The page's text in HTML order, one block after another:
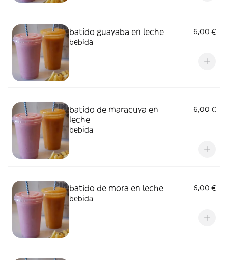
batido guayaba en leche
6,00 €
bebida
batido de maracuya en
leche
6,00 €
bebida
batido de mora en leche
6,00 €
bebida